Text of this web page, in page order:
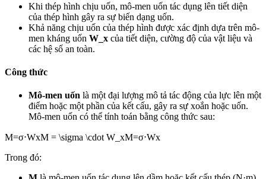
Khi thép hình chịu uốn, mô-men uốn tác dụng lên tiết diện
của thép hình gây ra sự biến dạng uốn.
Khả năng chịu uốn của thép hình được xác định dựa trên mô-
men kháng uốn W_x của tiết diện, cường độ của vật liệu và
các hệ số an toàn.
Công thức
Mô-men uốn là một đại lượng mô tả tác động của lực lên một
điểm hoặc một phần của kết cấu, gây ra sự xoắn hoặc uốn.
Mô-men uốn có thể tính toán bằng công thức sau:
M=σ⋅WxM = \sigma \cdot W_xM=σ⋅Wx​
Trong đó: